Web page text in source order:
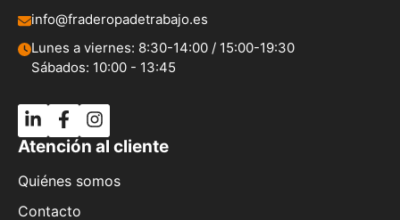
info@fraderopadetrabajo.es
Lunes a viernes: 8:30-14:00 / 15:00-19:30
Sábados: 10:00 - 13:45
Atención al cliente
Quiénes somos
Contacto